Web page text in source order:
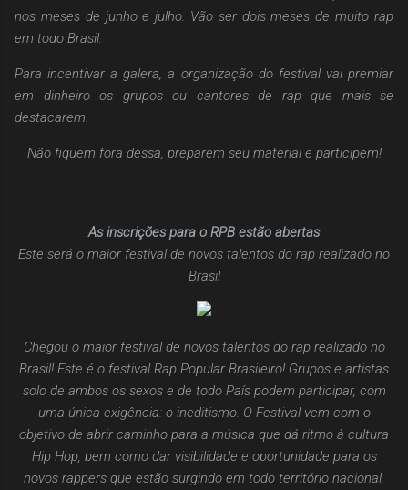
nos meses de junho e julho. Vão ser dois meses de muito rap
em todo Brasil.
Para incentivar a galera, a organização do festival vai premiar
em dinheiro os grupos ou cantores de rap que mais se
destacarem.
Não fiquem fora dessa, preparem seu material e participem!
As inscrições para o RPB estão abertas
Este será o maior festival de novos talentos do rap realizado no
Brasil
Chegou o maior festival de novos talentos do rap realizado no
Brasil! Este é o festival Rap Popular Brasileiro! Grupos e artistas
solo de ambos os sexos e de todo País podem participar, com
uma única exigência: o ineditismo. O Festival vem com o
objetivo de abrir caminho para a música que dá ritmo à cultura
Hip Hop, bem como dar visibilidade e oportunidade para os
novos rappers que estão surgindo em todo território nacional.